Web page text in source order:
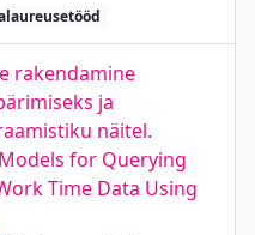
rakendamine
ja
näitel.
for Querying
Time Data Using